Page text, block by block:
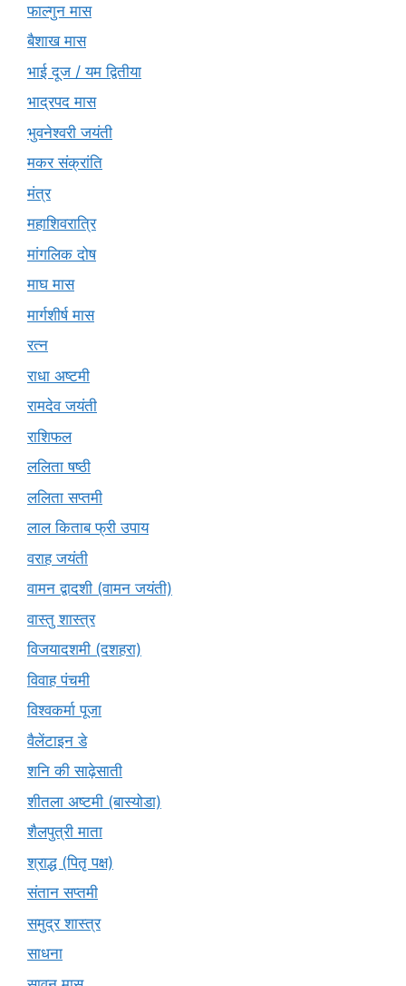
फाल्गुन मास
बैशाख मास
भाई दूज / यम द्वितीया
भाद्रपद मास
भुवनेश्वरी जयंती
मकर संक्रांति
मंत्र
महाशिवरात्रि
मांगलिक दोष
माघ मास
मार्गशीर्ष मास
रत्न
राधा अष्टमी
रामदेव जयंती
राशिफल
ललिता षष्ठी
ललिता सप्तमी
लाल किताब फ्री उपाय
वराह जयंती
वामन द्वादशी (वामन जयंती)
वास्तु शास्त्र
विजयादशमी (दशहरा)
विवाह पंचमी
विश्वकर्मा पूजा
वैलेंटाइन डे
शनि की साढ़ेसाती
शीतला अष्टमी (बास्योडा)
शैलपुत्री माता
श्राद्ध (पितृ पक्ष)
संतान सप्तमी
समुद्र शास्त्र
साधना